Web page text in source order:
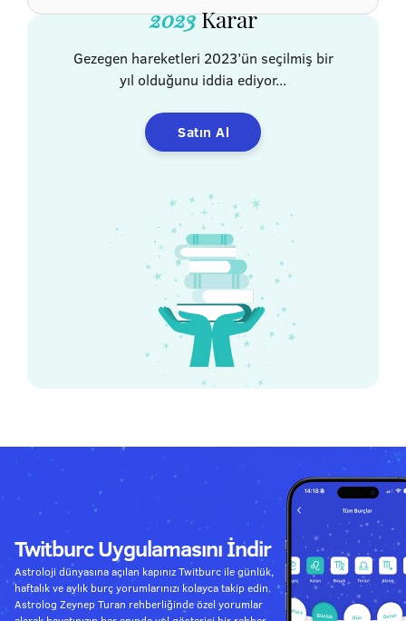
2023Karar
Gezegen hareketleri 2023’ün seçilmiş bir
yıl olduğunu iddia ediyor...
Satın Al
Twitburc Uygulamasını İndir
Astroloji dünyasına açılan kapınız Twitburc ile günlük,
haftalık ve aylık burç yorumlarınızı kolayca takip edin.
Astrolog Zeynep Turan rehberliğinde özel yorumlar